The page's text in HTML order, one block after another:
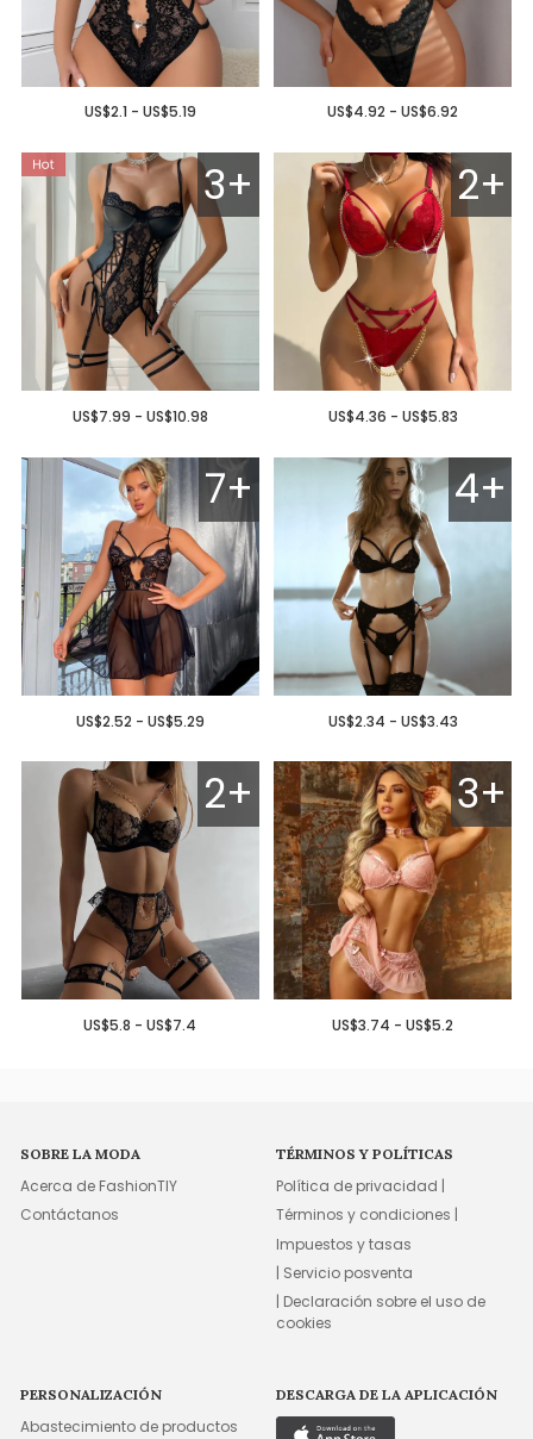
US$2.1 - US$5.19 US$4.92 - US$6.92
3+
US$7.99 - US$10.98
2+
US$4.36 - US$5.83
7+
US$2.52 - US$5.29
4+
US$2.34 - US$3.43
2+
US$5.8 - US$7.4
3+
US$3.74 - US$5.2
SOBRE LA MODA
Acerca de FashionTIY
Contáctanos
TÉRMINOS Y POLÍTICAS
Política de privacidad |
Términos y condiciones |
Impuestos y tasas
| Servicio posventa
| Declaración sobre el uso de
cookies
PERSONALIZACIÓN
Abastecimiento de productos
DESCARGA DE LA APLICACIÓN